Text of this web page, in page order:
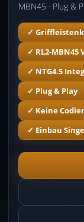
MBN45 · Plug &
✓
✓ RL2-
✓ NTG4.5
✓ Plug & Play
✓ Keine
✓ Einbau